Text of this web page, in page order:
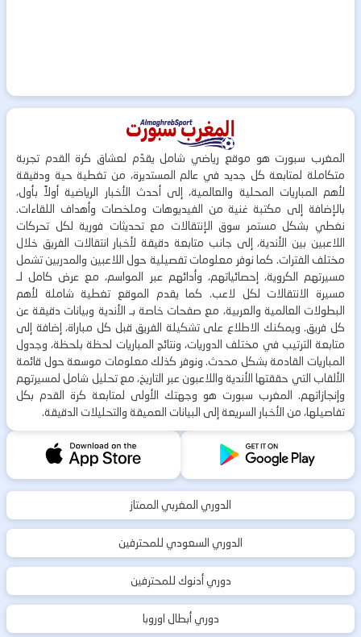
المغرب سبورت هو موقع رياضي شامل يقدّم لعشاق كرة القدم تجربة
متكاملة لمتابعة كل جديد في عالم المستديرة، من تغطية حية ودقيقة
لأهم المباريات المحلية والعالمية، إلى أحدث الأخبار الرياضية أولاً بأول،
بالإضافة إلى مكتبة غنية من الفيديوهات وملخصات وأهداف اللقاءات.
نغطي بشكل مستمر سوق الإنتقالات مع تحديثات فورية لكل تحركات
اللاعبين بين الأندية، إلى جانب متابعة دقيقة لأخبار انتقالات الفريق خلال
مختلف الفترات. كما نوفر معلومات تفصيلية حول اللاعبين والمدربين تشمل
مسيرتهم الكروية، إحصائياتهم، وأدائهم عبر المواسم، مع عرض كامل لـ
مسيرة الانتقالات لكل لاعب. كما يقدم الموقع تغطية شاملة لأهم
البطولات العالمية والعربية، مع صفحات خاصة بـ الأندية وبيانات دقيقة عن
كل فريق. ويمكنك الاطلاع على تشكيلة الفريق قبل كل مباراة، إضافة إلى
متابعة الترتيب في مختلف الدوريات، ونتائج المباريات لحظة بلحظة، وجدول
المباريات القادمة بشكل محدث. ونوفر كذلك معلومات موسعة حول قائمة
الألقاب التي حققتها الأندية واللاعبون عبر التاريخ، مع تحليل شامل لمسيرتهم
وإنجازاتهم. المغرب سبورت هو وجهتك الأولى لمتابعة كرة القدم بكل
تفاصيلها، من الأخبار السريعة إلى البيانات العميقة والتحليلات الدقيقة.
الدوري المغربي الممتاز
الدوري السعودي للمحترفين
دوري أدنوك للمحترفين
دوري أبطال اوروبا